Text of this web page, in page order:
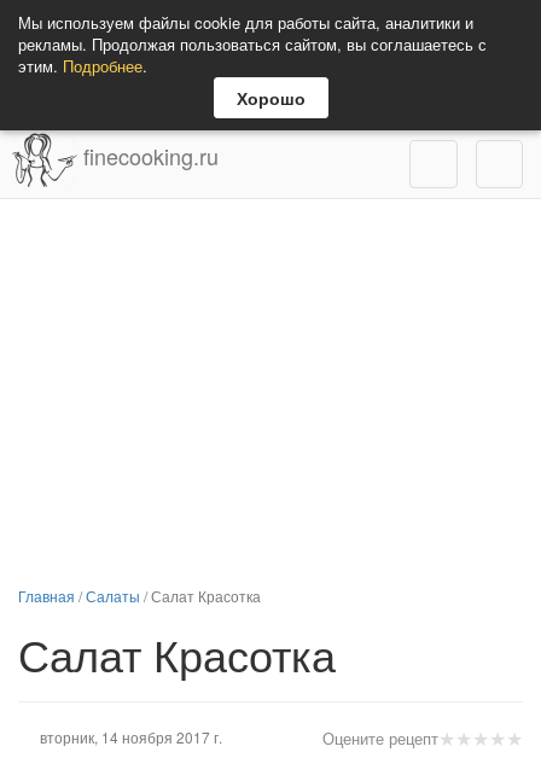
Мы используем файлы cookie для работы сайта, аналитики и
рекламы. Продолжая пользоваться сайтом, вы соглашаетесь с
этим. Подробнее.
Хорошо
finecooking.ru
Главная /Салаты /Салат Красотка
Салат Красотка
★★★★★
Оцените рецепт
вторник, 14 ноября 2017 г.